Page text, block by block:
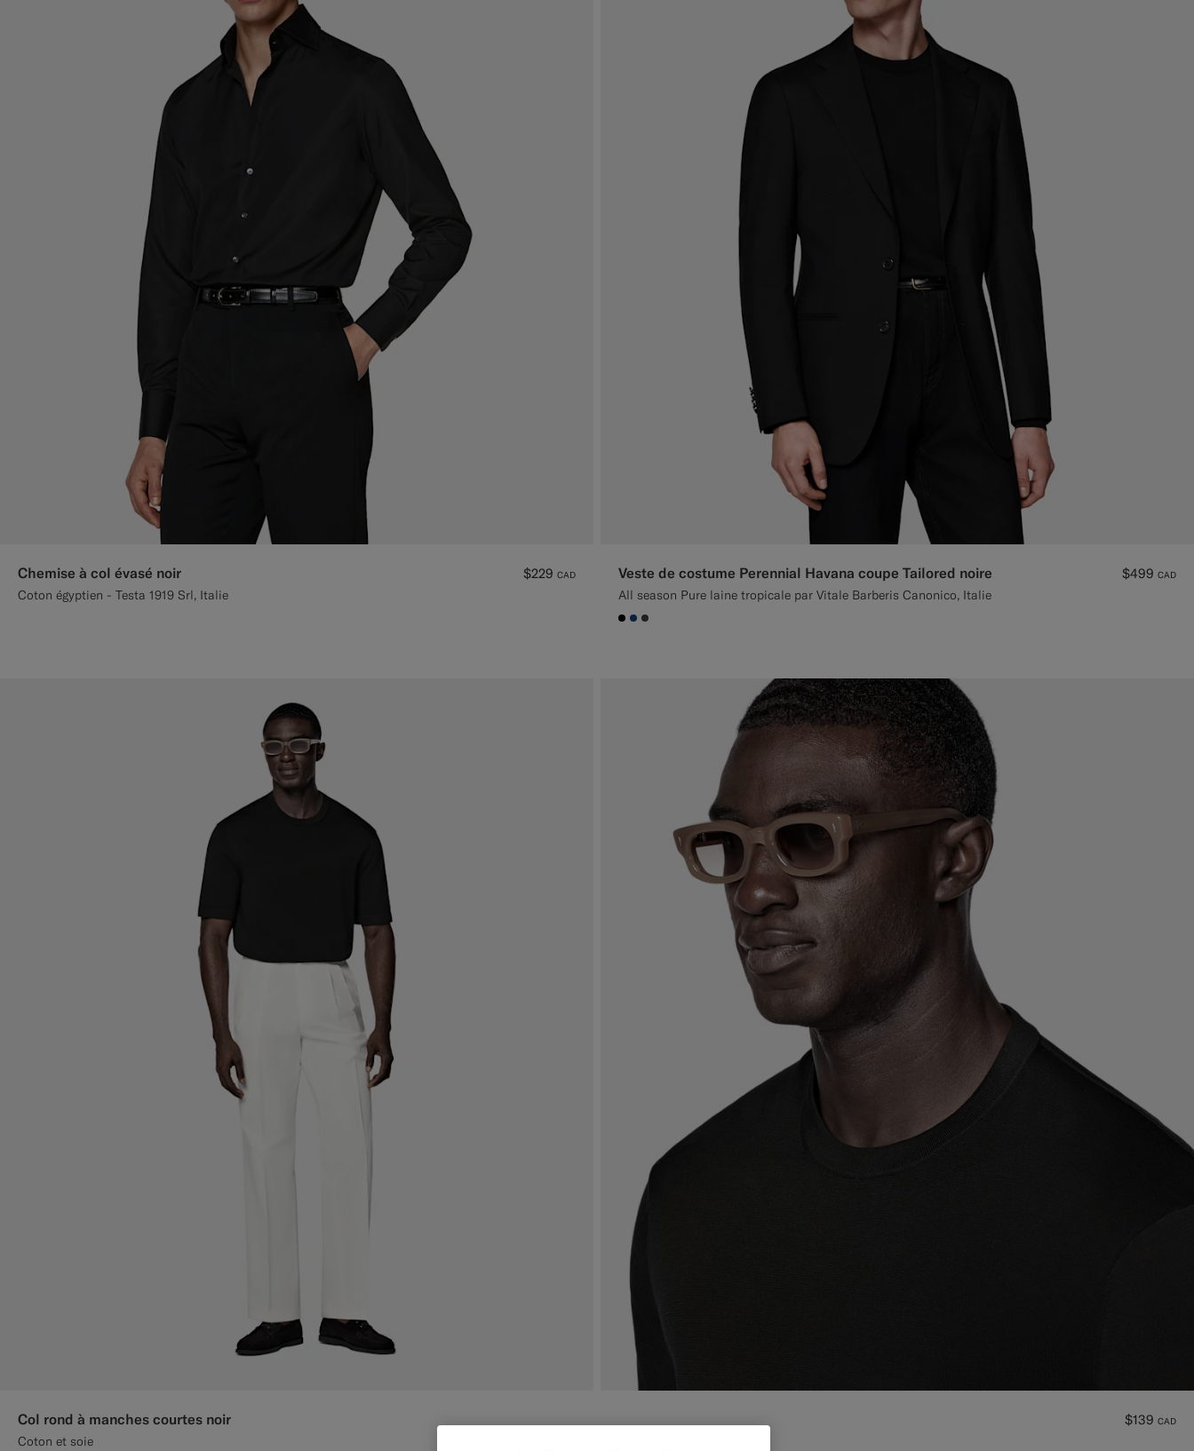
Chemise à col évasé noir
Coton égyptien - Testa 1919 Srl, Italie
$229 CAD Veste de costume Perennial Havana coupe Tailored noire
All season Pure laine tropicale par Vitale Barberis Canonico, Italie
$499 CAD
#000000
#1C3D7A
#3d4043
Col rond à manches courtes noir
Coton et soie
$139 CAD